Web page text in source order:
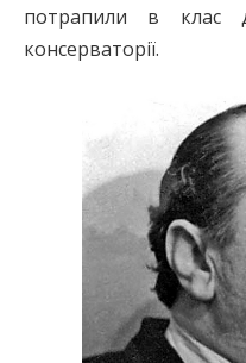
потрапили в клас
консерваторії.